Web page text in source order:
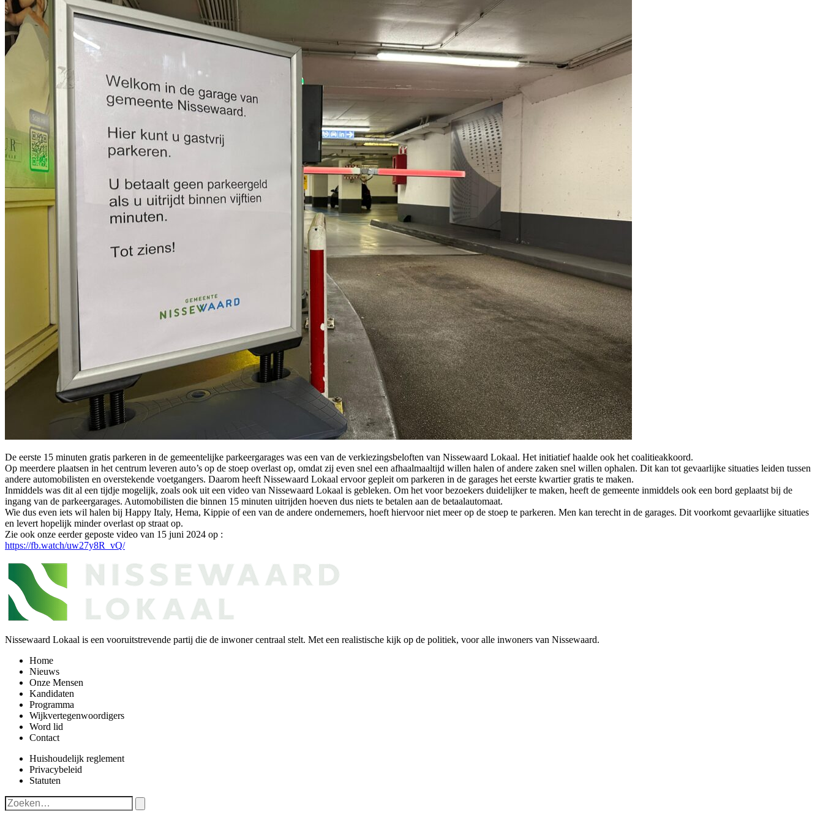
De eerste 15 minuten gratis parkeren in de gemeentelijke parkeergarages was een van de verkiezingsbeloften van Nissewaard Lokaal. Het initiatief haalde ook het coalitieakkoord.
Op meerdere plaatsen in het centrum leveren auto’s op de stoep overlast op, omdat zij even snel een afhaalmaaltijd willen halen of andere zaken snel willen ophalen. Dit kan tot gevaarlijke situaties leiden tussen
andere automobilisten en overstekende voetgangers. Daarom heeft Nissewaard Lokaal ervoor gepleit om parkeren in de garages het eerste kwartier gratis te maken.
Inmiddels was dit al een tijdje mogelijk, zoals ook uit een video van Nissewaard Lokaal is gebleken. Om het voor bezoekers duidelijker te maken, heeft de gemeente inmiddels ook een bord geplaatst bij de
ingang van de parkeergarages. Automobilisten die binnen 15 minuten uitrijden hoeven dus niets te betalen aan de betaalautomaat.
Wie dus even iets wil halen bij Happy Italy, Hema, Kippie of een van de andere ondernemers, hoeft hiervoor niet meer op de stoep te parkeren. Men kan terecht in de garages. Dit voorkomt gevaarlijke situaties
en levert hopelijk minder overlast op straat op.
Zie ook onze eerder geposte video van 15 juni 2024 op :
https://fb.watch/uw27y8R_vQ/
Nissewaard Lokaal is een vooruitstrevende partij die de inwoner centraal stelt. Met een realistische kijk op de politiek, voor alle inwoners van Nissewaard.
Home
Nieuws
Onze Mensen
Kandidaten
Programma
Wijkvertegenwoordigers
Word lid
Contact
Huishoudelijk reglement
Privacybeleid
Statuten